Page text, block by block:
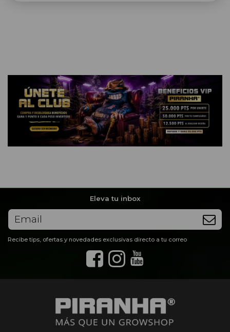
Eleva tu inbox
Recibe tips, ofertas y novedades exclusivas directo a tu correo